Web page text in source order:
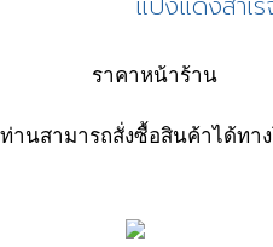
ราคาหน้าร้าน
ท่านสามารถสั่งซื้อสินค้าได้ทา